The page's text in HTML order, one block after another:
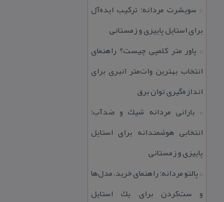
:: سویشرت مردانه؛ تركیب ایده‌آل
برای استایل پاییزی و زمستانی
:: پاور متر كلمپی چیست؟ راهنمای
انتخاب بهترین وات‌متر انبری برای
اندازه‌گیری توان برق
:: بارانی مردانه شیك و ضدآب؛
انتخابی هوشمندانه برای استایل
پاییزی و زمستانی
:: پالتو مردانه؛ راهنمای خرید، مدل‌ها
و ست‌كردن برای یك استایل